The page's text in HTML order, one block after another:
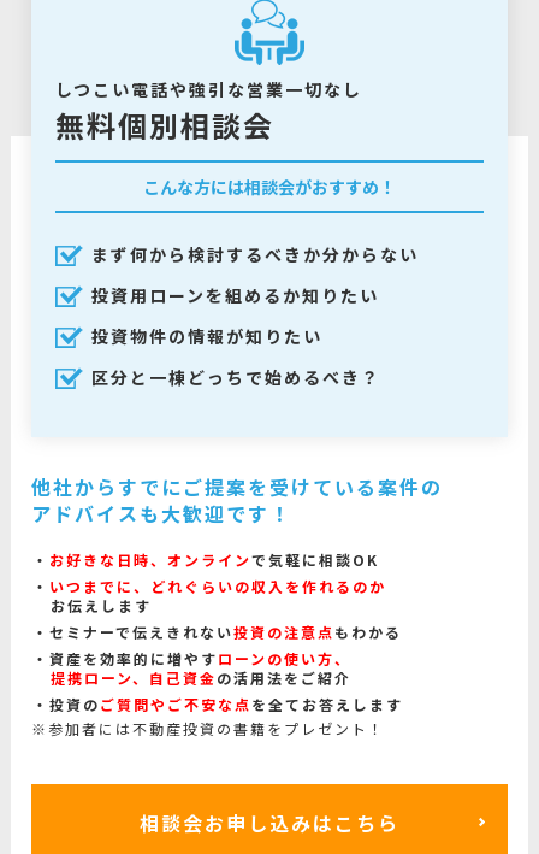
しつこい電話や強引な営業一切なし
無料個別相談会
こんな方には相談会がおすすめ！
まず何から検討するべきか分からない
投資用ローンを組めるか知りたい
投資物件の情報が知りたい
区分と一棟どっちで始めるべき？
他社からすでにご提案を受けている案件の
アドバイスも大歓迎です！
お好きな日時、オンラインで気軽に相談OK
いつまでに、どれぐらいの収入を作れるのか
お伝えします
セミナーで伝えきれない投資の注意点 もわかる
資産を効率的に増やすローンの使い方、
提携ローン、自己資金の活用法をご紹介
投資のご質問やご不安な点 を全てお答えします
※参加者には不動産投資の書籍をプレゼント！
相談会お申し込みはこちら